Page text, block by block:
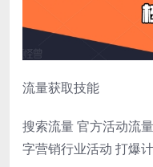
流量获取技能
搜索流量 官方活动流
字营销行业活动 打爆